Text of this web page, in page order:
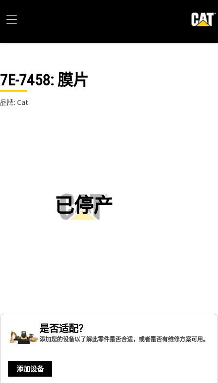
7E-7458: 膜片
品牌: Cat
已停产
是否适配？
添加您的设备以了解此零件是否合适，或者是否有维修方案可用。
添加设备